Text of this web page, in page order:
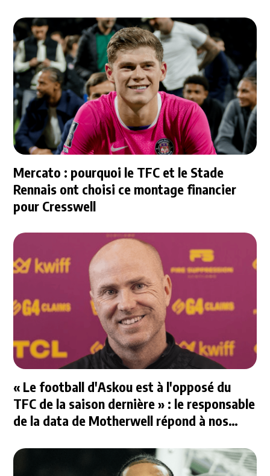
Mercato : pourquoi le TFC et le Stade
Rennais ont choisi ce montage financier
pour Cresswell
« Le football d'Askou est à l'opposé du
TFC de la saison dernière » : le responsable
de la data de Motherwell répond à nos